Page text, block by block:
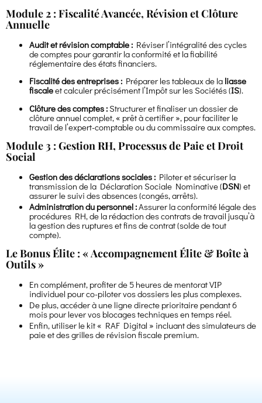
Module 2 : Fiscalité Avancée, Révision et Clôture
Annuelle
Audit et révision comptable : Réviser l’intégralité des cycles
de comptes pour garantir la conformité et la fiabilité
réglementaire des états financiers.
Fiscalité des entreprises : Préparer les tableaux de la liasse
fiscaleet calculer précisément l’Impôt sur les Sociétés (IS).
Clôture des comptes : Structurer et finaliser un dossier de
clôture annuel complet, « prêt à certifier », pour faciliter le
travail de l’expert-comptable ou du commissaire aux comptes.
Module 3 : Gestion RH, Processus de Paie et Droit
Social
Gestion des déclarations sociales : Piloter et sécuriser la
transmission de la Déclaration Sociale Nominative (DSN) et
assurer le suivi des absences (congés, arrêts).
Administration du personnel :Assurer la conformité légale des
procédures RH, de la rédaction des contrats de travail jusqu’à
la gestion des ruptures et fins de contrat (solde de tout
compte).
Le Bonus Élite : « Accompagnement Élite & Boîte à
Outils »
En complément, profiter de 5 heures de mentorat VIP
individuel pour co-piloter vos dossiers les plus complexes.
De plus, accéder à une ligne directe prioritaire pendant 6
mois pour lever vos blocages techniques en temps réel.
Enfin, utiliser le kit « RAF Digital » incluant des simulateurs de
paie et des grilles de révision fiscale premium.